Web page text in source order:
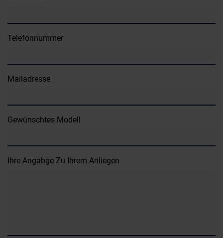
Telefonnummer
Mailadresse
Gewünschtes Modell
Ihre Angabge Zu Ihrem Anliegen